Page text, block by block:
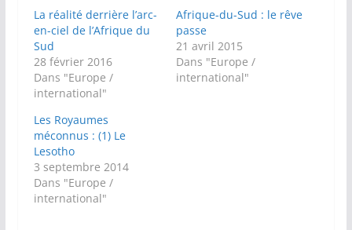
La réalité derrière l’arc-
en-ciel de l’Afrique du
Sud
28 février 2016
Dans "Europe /
international"
Afrique-du-Sud : le rêve
passe
21 avril 2015
Dans "Europe /
international"
Les Royaumes
méconnus : (1) Le
Lesotho
3 septembre 2014
Dans "Europe /
international"